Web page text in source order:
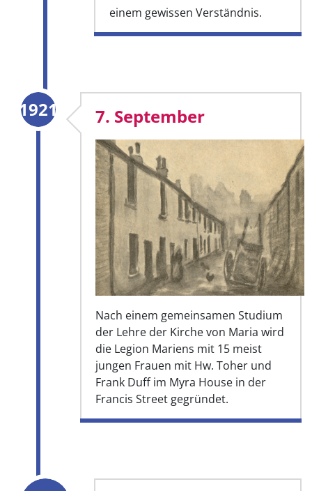
einem gewissen Verständnis.
7. September
Nach einem gemeinsamen Studium
der Lehre der Kirche von Maria wird
die Legion Mariens mit 15 meist
jungen Frauen mit Hw. Toher und
Frank Duff im Myra House in der
Francis Street gegründet.
1921